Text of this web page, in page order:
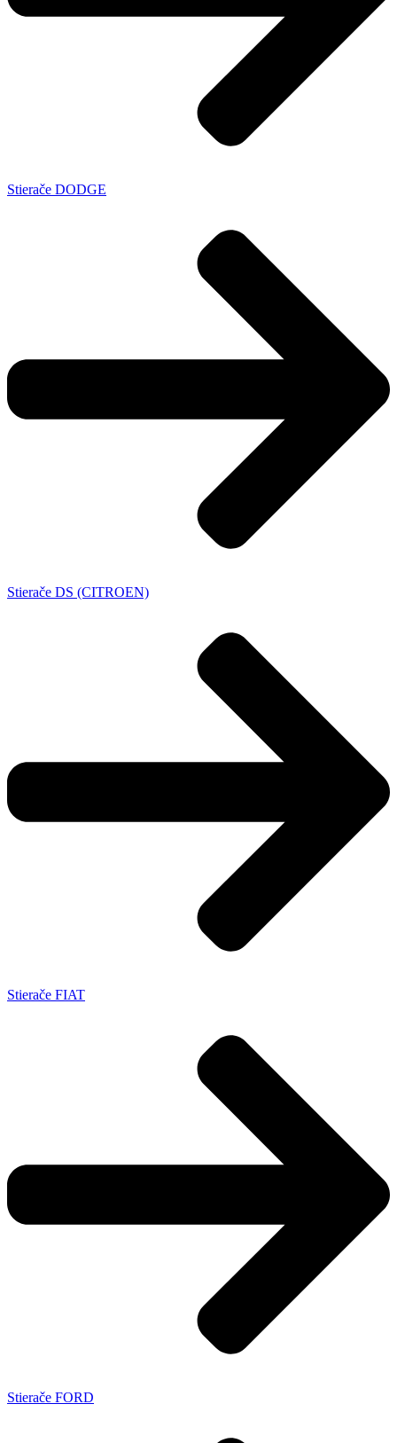
Stierače DODGE
Stierače DS (CITROEN)
Stierače FIAT
Stierače FORD